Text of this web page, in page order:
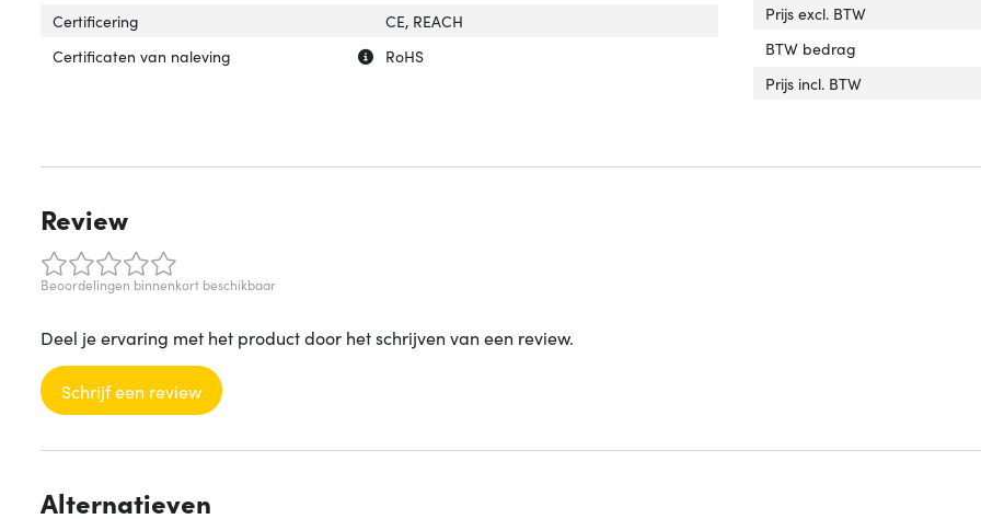
Certificering
CE, REACH
Uitleg over 'Certificaten van naleving'
Verberg uitleg over 'Certificaten van naleving'
Certificaten van naleving RoHS
Prijs excl. BTW
BTW bedrag
Prijs incl. BTW
Review
Beoordelingen binnenkort beschikbaar
Deel je ervaring met het product door het schrijven van een review.
Schrijf een review
Alternatieven